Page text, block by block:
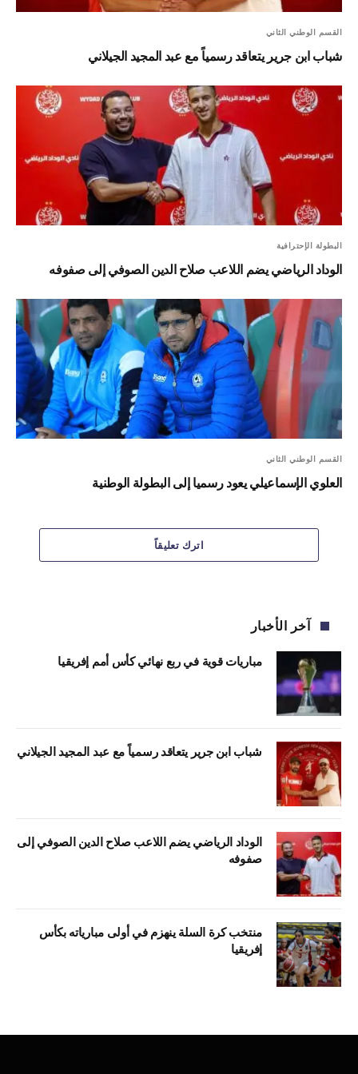
القسم الوطني الثاني
شباب ابن جرير يتعاقد رسمياً مع عبد المجيد الجيلاني
البطولة الإحترافية
الوداد الرياضي يضم اللاعب صلاح الدين الصوفي إلى صفوفه
القسم الوطني الثاني
العلوي الإسماعيلي يعود رسميا إلى البطولة الوطنية
اترك تعليقاً
آخر الأخبار
مباريات قوية في ربع نهائي كأس أمم إفريقيا
شباب ابن جرير يتعاقد رسمياً مع عبد المجيد الجيلاني
الوداد الرياضي يضم اللاعب صلاح الدين الصوفي إلى
صفوفه
منتخب كرة السلة ينهزم في أولى مبارياته بكأس
إفريقيا